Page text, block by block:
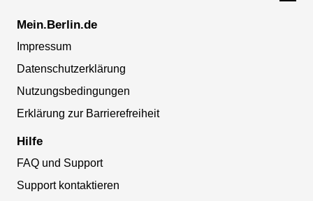
Mein.Berlin.de
Impressum
Datenschutzerklärung
Nutzungsbedingungen
Erklärung zur Barrierefreiheit
Hilfe
FAQ und Support
Support kontaktieren